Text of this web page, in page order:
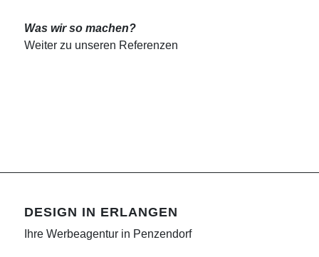
Was wir so machen?
Weiter zu unseren Referenzen
DESIGN IN ERLANGEN
Ihre Werbeagentur in Penzendorf